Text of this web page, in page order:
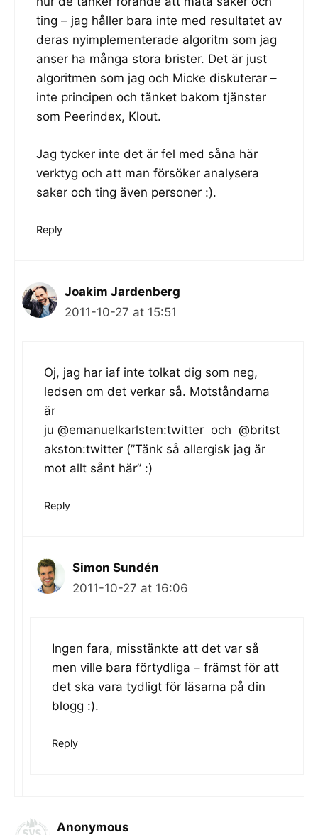
ting – jag håller bara inte med resultatet av
deras nyimplementerade algoritm som jag
anser ha många stora brister. Det är just
algoritmen som jag och Micke diskuterar –
inte principen och tänket bakom tjänster
som Peerindex, Klout.
Jag tycker inte det är fel med såna här
verktyg och att man försöker analysera
saker och ting även personer :).
Reply
Joakim Jardenberg
2011-10-27 at 15:51
Oj, jag har iaf inte tolkat dig som neg,
ledsen om det verkar så. Motståndarna
är
ju @emanuelkarlsten:twitter och @britst
akston:twitter (”Tänk så allergisk jag är
mot allt sånt här” :)
Reply
Simon Sundén
2011-10-27 at 16:06
Ingen fara, misstänkte att det var så
men ville bara förtydliga – främst för att
det ska vara tydligt för läsarna på din
blogg :).
Reply
Anonymous